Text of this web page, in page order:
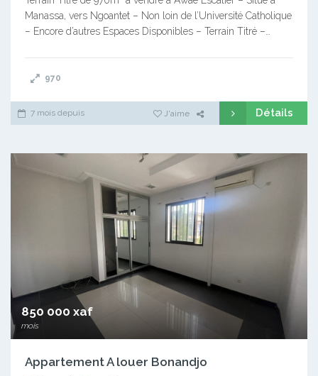
Manassa, vers Ngoantet – Non loin de l’Université Catholique
– Encore d’autres Espaces Disponibles – Terrain Titré –…
970
7 mois depuis J'aime Détails
850 000 xaf
mois
Appartement A louer Bonandjo